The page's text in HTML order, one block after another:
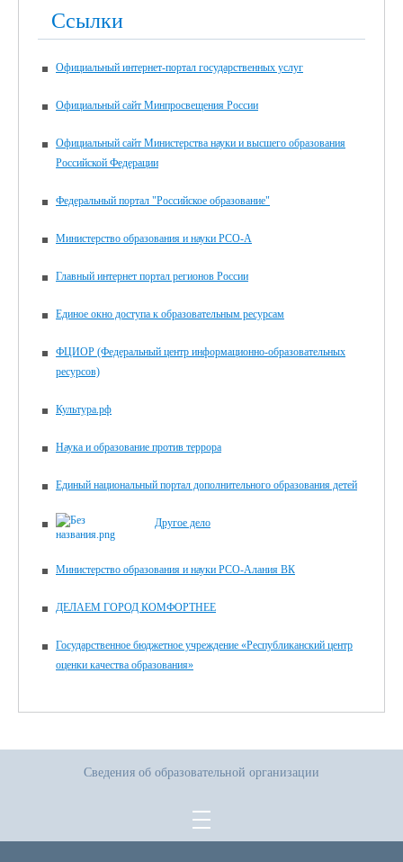
Ссылки
Официальный интернет-портал государственных услуг
Официальный сайт Минпросвещения России
Официальный сайт Министерства науки и высшего образования
Российской Федерации
Федеральный портал "Российское образование"
Министерство образования и науки РСО-А
Главный интернет портал регионов России
Единое окно доступа к образовательным ресурсам
ФЦИОР (Федеральный центр информационно-образовательных
ресурсов)
Культура.рф
Наука и образование против террора
Единый национальный портал дополнительного образования детей
Другое дело
Министерство образования и науки РСО-Алания ВК
ДЕЛАЕМ ГОРОД КОМФОРТНЕЕ
Государственное бюджетное учреждение «Республиканский центр
оценки качества образования»
Сведения об образовательной организации